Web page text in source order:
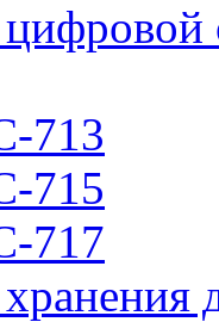
713
715
717